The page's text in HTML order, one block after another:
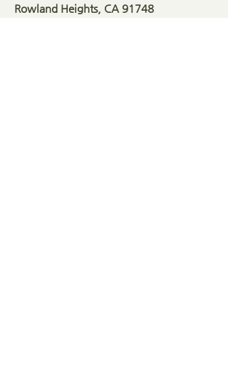
Rowland Heights, CA 91748